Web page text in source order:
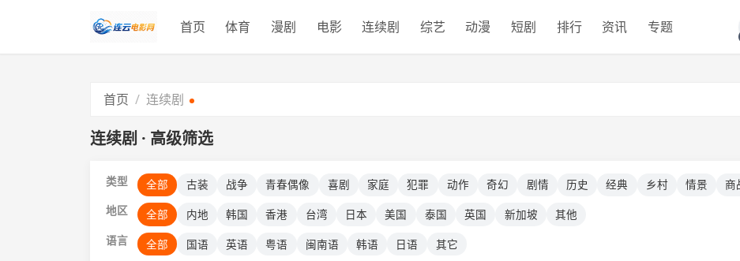
首页 体育 漫剧 电影 连续剧 综艺 动漫 短剧 排行 资讯 专题
首页 连续剧
连续剧 · 高级筛选
类型 全部 古装 战争 青春偶像 喜剧 家庭 犯罪 动作 奇幻 剧情 历史 经典 乡村 情景 商
地区
全部 内地 韩国 香港 台湾 日本 美国 泰国 英国 新加坡
其他
语言
全部 国语 英语 粤语 闽南语 韩语 日语
其它